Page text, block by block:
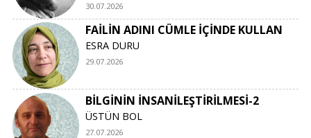
30.07.2026
FAİLİN ADINI CÜMLE İÇİNDE KULLAN
ESRA DURU
29.07.2026
BİLGİNİN İNSANİLEŞTİRİLMESİ-2
ÜSTÜN BOL
27.07.2026